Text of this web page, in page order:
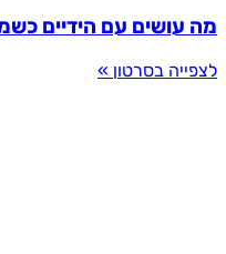
מה עושים עם הידיים
לצפייה בסרטון »